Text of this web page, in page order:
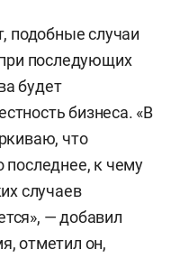
подобные случаи
последующих
будет
бизнеса. «В
что
последнее, к чему
случаев
— добавил
отметил он,